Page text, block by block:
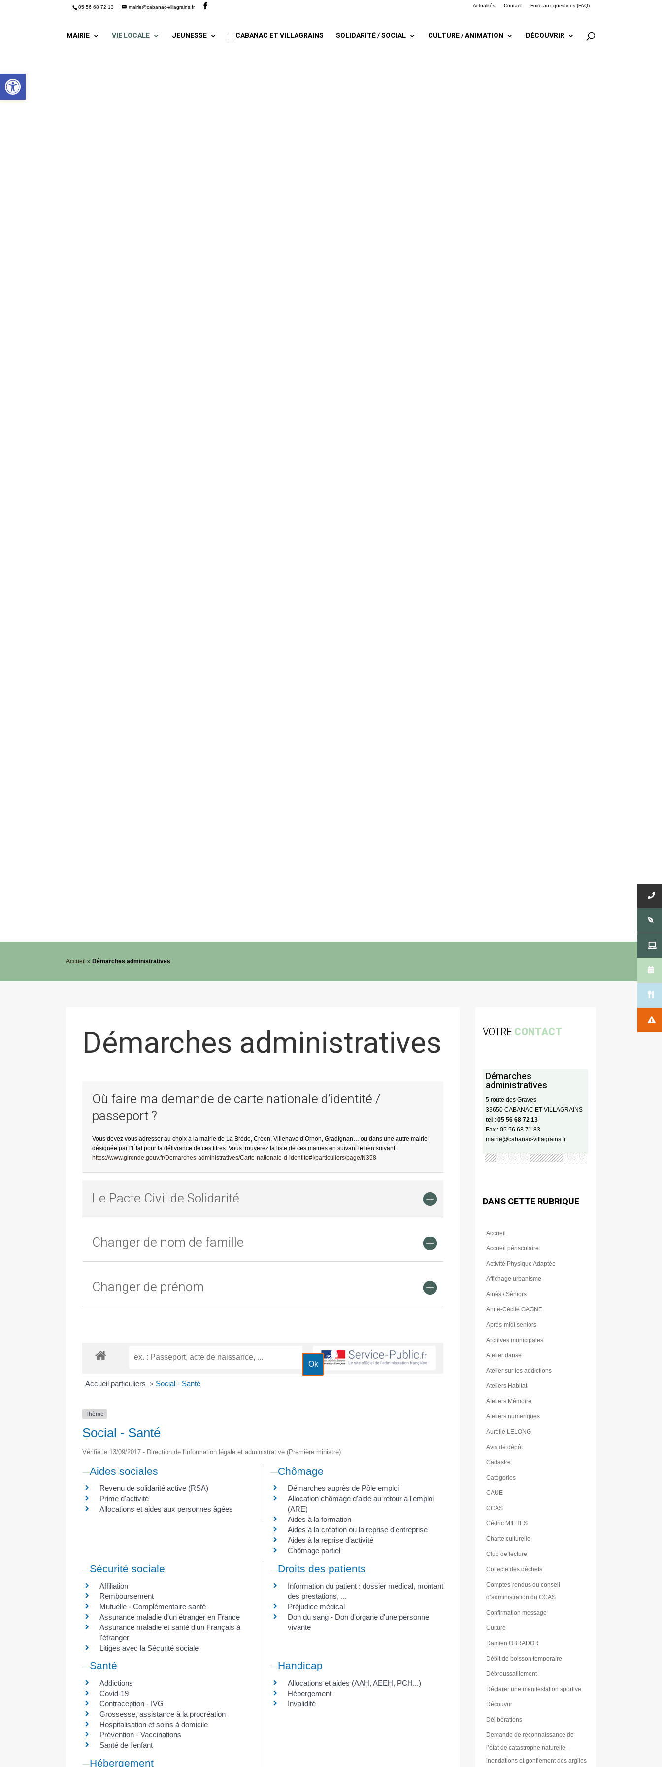
Ouvrir la barre d’outils
05 56 68 72 13 mairie@cabanac-villagrains.fr Actualités Contact Foire aux questions (FAQ)
MAIRIE VIE LOCALE JEUNESSE SOLIDARITÉ / SOCIAL CULTURE / ANIMATION DÉCOUVRIR
Accueil »Démarches administratives
Démarches administratives
Où faire ma demande de carte nationale d’identité /
passeport ?
Vous devez vous adresser au choix à la mairie de La Brède, Créon, Villenave d’Ornon, Gradignan… ou dans une autre mairie
désignée par l’État pour la délivrance de ces titres. Vous trouverez la liste de ces mairies en suivant le lien suivant :
https://www.gironde.gouv.fr/Demarches-administratives/Carte-nationale-d-identite#!/particuliers/page/N358
Le Pacte Civil de Solidarité
Changer de nom de famille
Changer de prénom
Accueil particuliers > Social - Santé
Thème
Social - Santé
Vérifié le 13/09/2017 - Direction de l'information légale et administrative (Première ministre)
Aides sociales
Revenu de solidarité active (RSA)
Prime d'activité
Allocations et aides aux personnes âgées
Chômage
Démarches auprès de Pôle emploi
Allocation chômage d'aide au retour à l'emploi
(ARE)
Aides à la formation
Aides à la création ou la reprise d'entreprise
Aides à la reprise d'activité
Chômage partiel
Sécurité sociale
Affiliation
Remboursement
Mutuelle - Complémentaire santé
Assurance maladie d'un étranger en France
Assurance maladie et santé d'un Français à
l'étranger
Litiges avec la Sécurité sociale
Droits des patients
Information du patient : dossier médical, montant
des prestations, ...
Préjudice médical
Don du sang - Don d'organe d'une personne
vivante
Santé
Addictions
Covid-19
Contraception - IVG
Grossesse, assistance à la procréation
Hospitalisation et soins à domicile
Prévention - Vaccinations
Santé de l'enfant
Handicap
Allocations et aides (AAH, AEEH, PCH...)
Hébergement
Invalidité
Hébergement
VOTRE CONTACT
Démarches
administratives
5 route des Graves
33650 CABANAC ET VILLAGRAINS
tel : 05 56 68 72 13
Fax : 05 56 68 71 83
mairie@cabanac-villagrains.fr
DANS CETTE RUBRIQUE
Accueil
Accueil périscolaire
Activité Physique Adaptée
Affichage urbanisme
Ainés / Séniors
Anne-Cécile GAGNE
Après-midi seniors
Archives municipales
Atelier danse
Atelier sur les addictions
Ateliers Habitat
Ateliers Mémoire
Ateliers numériques
Aurélie LELONG
Avis de dépôt
Cadastre
Catégories
CAUE
CCAS
Cédric MILHES
Charte culturelle
Club de lecture
Collecte des déchets
Comptes-rendus du conseil
d’administration du CCAS
Confirmation message
Culture
Damien OBRADOR
Débit de boisson temporaire
Débroussaillement
Déclarer une manifestation sportive
Découvrir
Délibérations
Demande de reconnaissance de
l’état de catastrophe naturelle –
inondations et gonflement des argiles